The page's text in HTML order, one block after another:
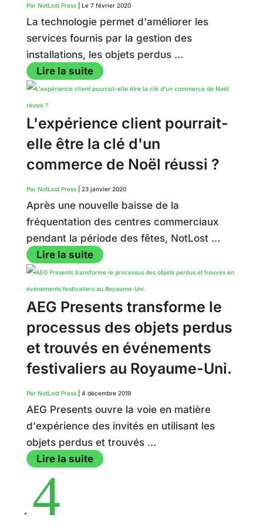
Par NotLost Press| Le 7 février 2020
La technologie permet d'améliorer les
services fournis par la gestion des
installations, les objets perdus ...
Lire la suite
L'expérience client pourrait-
elle être la clé d'un
commerce de Noël réussi ?
Par NotLost Press| 23 janvier 2020
Après une nouvelle baisse de la
fréquentation des centres commerciaux
pendant la période des fêtes, NotLost ...
Lire la suite
AEG Presents transforme le
processus des objets perdus
et trouvés en événements
festivaliers au Royaume-Uni.
Par NotLost Press| 4 décembre 2019
AEG Presents ouvre la voie en matière
d'expérience des invités en utilisant les
objets perdus et trouvés ...
Lire la suite
4